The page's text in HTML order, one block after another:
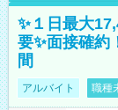
✨１日最大
要✨面接確約
間
アルバイト 職種